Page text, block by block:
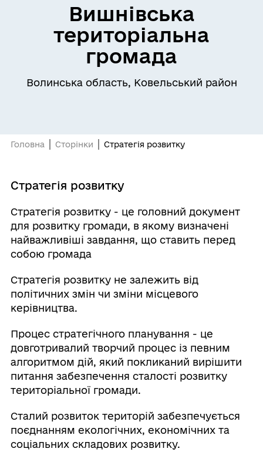
Вишнівська
територіальна
громада
Волинська область, Ковельський район
Головна Сторінки Стратегія розвитку
Стратегія розвитку
Стратегія розвитку - це головний документ
для розвитку громади, в якому визначені
найважливіші завдання, що ставить перед
собою громада
Стратегія розвитку не залежить від
політичних змін чи зміни місцевого
керівництва.
Процес стратегічного планування - це
довготривалий творчий процес із певним
алгоритмом дій, який покликаний вирішити
питання забезпечення сталості розвитку
територіальної громади.
Сталий розвиток територій забезпечується
поєднанням екологічних, економічних та
соціальних складових розвитку.